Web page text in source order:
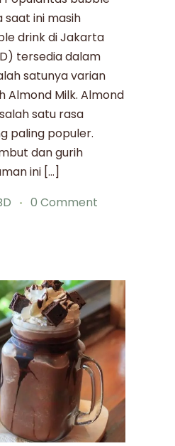
saat ini masih
drink di Jakarta
tersedia dalam
satunya varian
Almond Milk. Almond
satu rasa
paling populer.
dan gurih
ini […]
0 Comment